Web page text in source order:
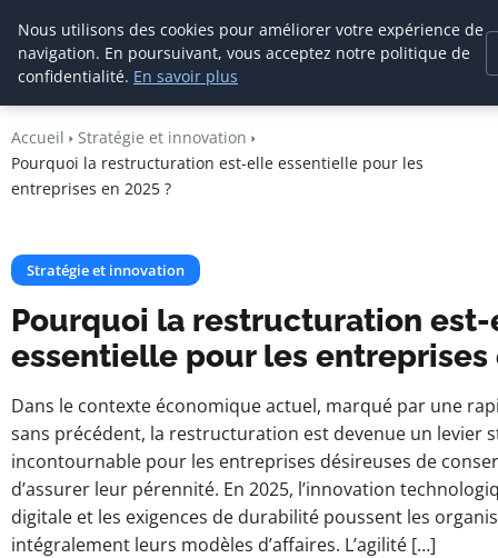
Cabinet De
Management De
Transition
Accueil
Stratégie et innovation
Pourquoi la restructuration est-elle essentielle pour les
entreprises en 2025 ?
Stratégie et innovation
Pourquoi la restructuration
essentielle pour les entreprises
Dans le contexte économique actuel, marqué par une
sans précédent, la restructuration est devenue un levier
incontournable pour les entreprises désireuses de
d’assurer leur pérennité. En 2025, l’innovation
digitale et les exigences de durabilité poussent les
intégralement leurs modèles d’affaires. L’agilité […]
Nous utilisons des cookies pour améliorer votre expérience de
navigation. En poursuivant, vous acceptez notre politique de
confidentialité. En savoir plus